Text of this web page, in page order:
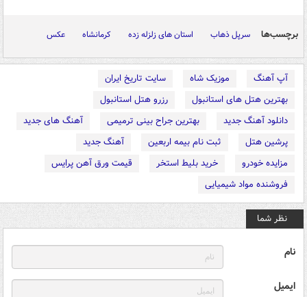
برچسب‌ها سرپل ذهاب استان های زلزله زده کرمانشاه عکس
آپ آهنگ موزیک شاه
سایت تاریخ ایران
بهترین هتل های استانبول
رزرو هتل استانبول
دانلود آهنگ جدید
بهترین جراح بینی ترمیمی
آهنگ های جدید
پرشین هتل
ثبت نام بیمه اربعین
آهنگ جدید
مزایده خودرو
خرید بلیط استخر
قیمت ورق آهن پرایس
فروشنده مواد شیمیایی
نظر شما
نام
ایمیل